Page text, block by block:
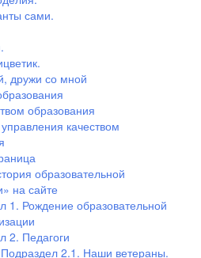
сами.
дружи со мной
образования
качеством
образовательной
на сайте
1. Рождение образовательной
2. Педагоги
Подраздел 2.1. Наши ветераны.